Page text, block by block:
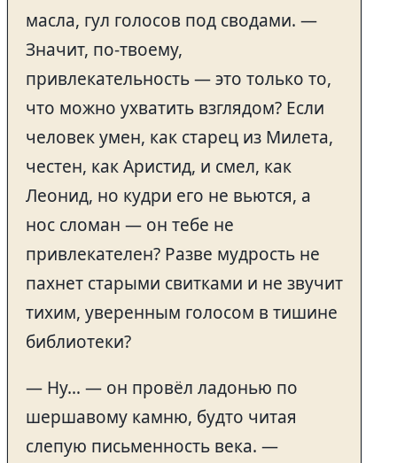
масла, гул голосов под сводами. —
Значит, по-твоему,
привлекательность — это только то,
что можно ухватить взглядом? Если
человек умен, как старец из Милета,
честен, как Аристид, и смел, как
Леонид, но кудри его не вьются, а
нос сломан — он тебе не
привлекателен? Разве мудрость не
пахнет старыми свитками и не звучит
тихим, уверенным голосом в тишине
библиотеки?
— Ну… — он провёл ладонью по
шершавому камню, будто читая
слепую письменность века. —